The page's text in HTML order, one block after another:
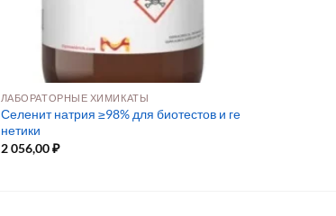
ЛАБОРАТОРНЫЕ ХИМИКАТЫ
Селенит натрия ≥98% для биотестов и ге
нетики
2 056,00₽